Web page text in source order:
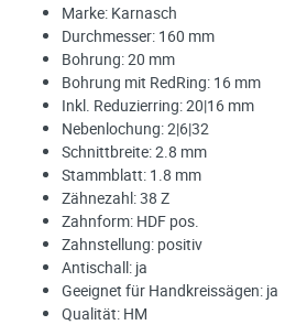
Marke: Karnasch
Durchmesser: 160 mm
Bohrung: 20 mm
Bohrung mit RedRing: 16 mm
Inkl. Reduzierring: 20|16 mm
Nebenlochung: 2|6|32
Schnittbreite: 2.8 mm
Stammblatt: 1.8 mm
Zähnezahl: 38 Z
Zahnform: HDF pos.
Zahnstellung: positiv
Antischall: ja
Geeignet für Handkreissägen: ja
Qualität: HM